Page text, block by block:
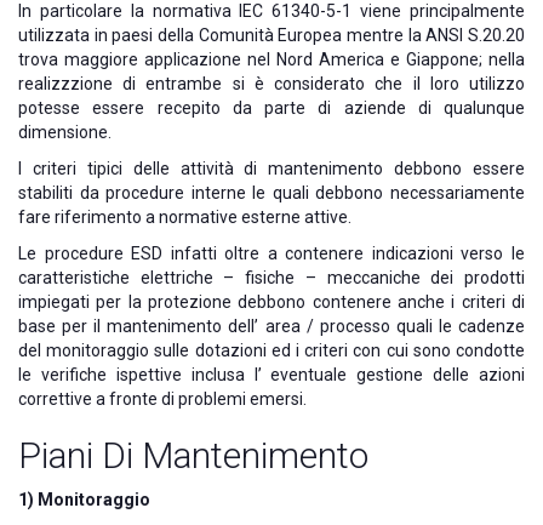
In particolare la normativa IEC 61340-5-1 viene principalmente
utilizzata in paesi della Comunità Europea mentre la ANSI S.20.20
trova maggiore applicazione nel Nord America e Giappone; nella
realizzzione di entrambe si è considerato che il loro utilizzo
potesse essere recepito da parte di aziende di qualunque
dimensione.
I criteri tipici delle attività di mantenimento debbono essere
stabiliti da procedure interne le quali debbono necessariamente
fare riferimento a normative esterne attive.
Le procedure ESD infatti oltre a contenere indicazioni verso le
caratteristiche elettriche – fisiche – meccaniche dei prodotti
impiegati per la protezione debbono contenere anche i criteri di
base per il mantenimento dell’ area / processo quali le cadenze
del monitoraggio sulle dotazioni ed i criteri con cui sono condotte
le verifiche ispettive inclusa l’ eventuale gestione delle azioni
correttive a fronte di problemi emersi.
Piani Di Mantenimento
1) Monitoraggio